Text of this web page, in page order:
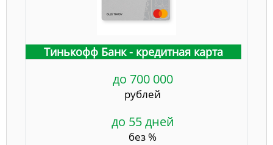
Тинькофф Банк - кредитная карта
до 700 000
рублей
до 55 дней
без %